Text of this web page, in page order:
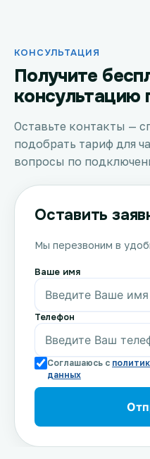
КОНСУЛЬТАЦИЯ
Получите
консультацию
Оставьте контакты —
подобрать тариф для
вопросы по
Оставить
Мы перезвоним в
Ваше имя
Телефон
Соглашаюсь с
данных